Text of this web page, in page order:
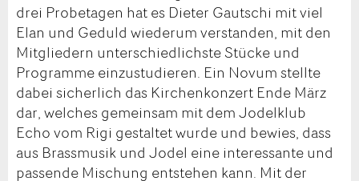
drei Probetagen hat es Dieter Gautschi mit viel
Elan und Geduld wiederum verstanden, mit den
Mitgliedern unterschiedlichste Stücke und
Programme einzustudieren. Ein Novum stellte
dabei sicherlich das Kirchenkonzert Ende März
dar, welches gemeinsam mit dem Jodelklub
Echo vom Rigi gestaltet wurde und bewies, dass
aus Brassmusik und Jodel eine interessante und
passende Mischung entstehen kann. Mit der